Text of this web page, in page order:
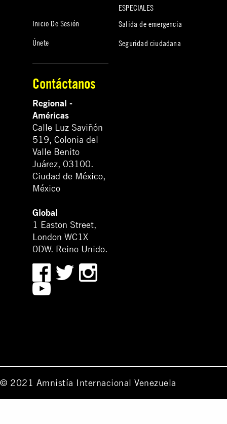
Inicio De Sesión
Únete
ESPECIALES
Salida de emergencia
Seguridad ciudadana
Contáctanos
Regional -
Américas
Calle Luz Saviñón
519, Colonia del
Valle Benito
Juárez, 03100.
Ciudad de México,
México
Global
1 Easton Street,
London WC1X
0DW. Reino Unido.
© 2021 Amnistía Internacional Venezuela